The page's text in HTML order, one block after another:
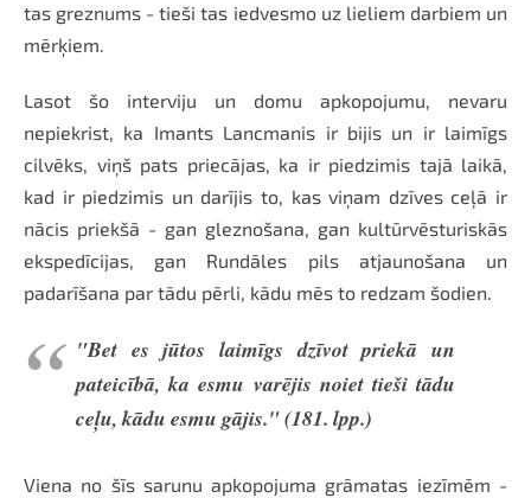
tas greznums - tieši tas iedvesmo uz lieliem darbiem un
mērķiem.
Lasot šo interviju un domu apkopojumu, nevaru
nepiekrist, ka Imants Lancmanis ir bijis un ir laimīgs
cilvēks, viņš pats priecājas, ka ir piedzimis tajā laikā,
kad ir piedzimis un darījis to, kas viņam dzīves ceļā ir
nācis priekšā - gan gleznošana, gan kultūrvēsturiskās
ekspedīcijas, gan Rundāles pils atjaunošana un
padarīšana par tādu pērli, kādu mēs to redzam šodien.
"Bet es jūtos laimīgs dzīvot priekā un
pateicībā, ka esmu varējis noiet tieši tādu
ceļu, kādu esmu gājis." (181. lpp.)
Viena no šīs sarunu apkopojuma grāmatas iezīmēm -